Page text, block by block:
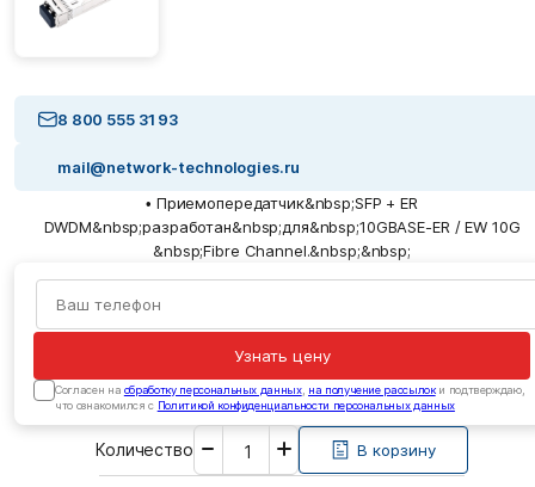
8 800 555 31 93
mail@network-technologies.ru
• Приемопередатчик&nbsp;SFP + ER
DWDM&nbsp;разработан&nbsp;для&nbsp;10GBASE-ER / EW 10G
&nbsp;Fibre Channel.&nbsp;&nbsp;
Узнать цену
Cогласен на обработку персональных данных, на получение рассылоки подтверждаю,
что ознакомился с Политикой конфиденциальности персональных данных
Количество
Введите
необходимое
количество
В корзину